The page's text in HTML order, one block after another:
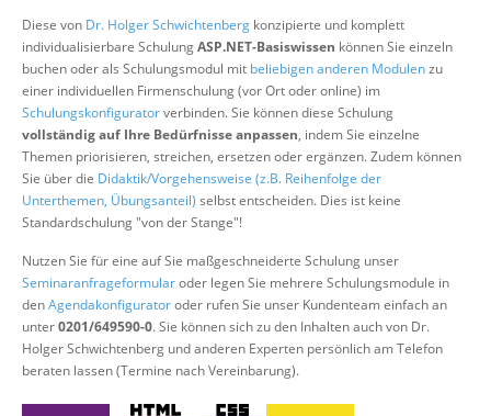
Suche
Diese von Dr. Holger Schwichtenberg konzipierte und komplett
individualisierbare SchulungASP.NET-Basiswissen können Sie einzeln
buchen oder als Schulungsmodul mit beliebigen anderen Modulenzu
einer individuellen Firmenschulung (vor Ort oder online) im
Schulungskonfiguratorverbinden. Sie können diese Schulung
vollständig auf Ihre Bedürfnisse anpassen, indem Sie einzelne
Themen priorisieren, streichen, ersetzen oder ergänzen. Zudem können
Sie über die Didaktik/Vorgehensweise (z.B. Reihenfolge der
Unterthemen, Übungsanteil) selbst entscheiden. Dies ist keine
Standardschulung "von der Stange"!
Nutzen Sie für eine auf Sie maßgeschneiderte Schulung unser
Seminaranfrageformularoder legen Sie mehrere Schulungsmodule in
denAgendakonfiguratoroder rufen Sie unser Kundenteam einfach an
unter0201/649590-0. Sie können sich zu den Inhalten auch von Dr.
Holger Schwichtenberg und anderen Experten persönlich am Telefon
beraten lassen (Termine nach Vereinbarung).